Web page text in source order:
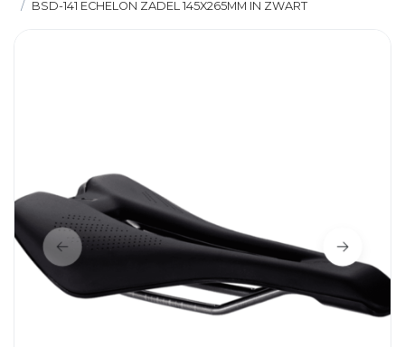
BSD-141 ECHELON ZADEL 145X265MM IN ZWART